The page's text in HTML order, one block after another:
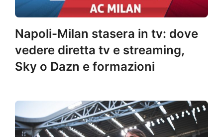
Napoli-Milan stasera in tv: dove
vedere diretta tv e streaming,
Sky o Dazn e formazioni